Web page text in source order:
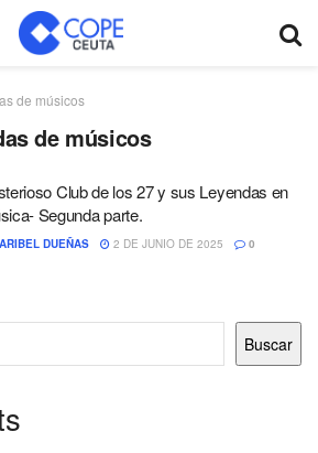
de músicos
de músicos
Club de los 27 y sus Leyendas en
Segunda parte.
DUEÑAS 2 DE JUNIO DE 2025 0
Buscar